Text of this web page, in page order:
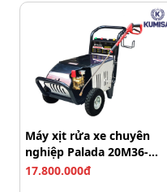
Máy xịt rửa xe chuyên
nghiệp Palada 20M36-
7.5T4
17.800.000đ